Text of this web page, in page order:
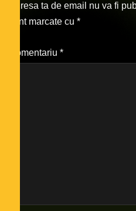
Adresa ta de email nu va fi
sunt marcate cu *
Comentariu *